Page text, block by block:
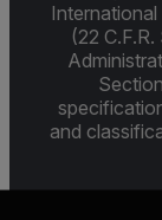
(22
and